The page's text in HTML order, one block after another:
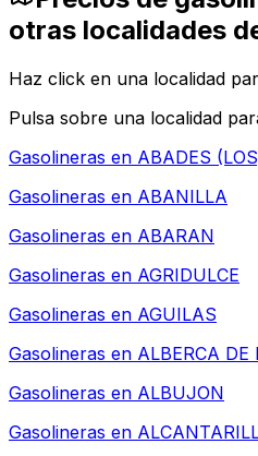
otras localidades
Haz click en una localidad
Pulsa sobre una localidad
Gasolineras en ABADES
Gasolineras en ABANILLA
Gasolineras en ABARAN
Gasolineras en AGRIDULCE
Gasolineras en AGUILAS
Gasolineras en ALBERCA DE
Gasolineras en ALBUJON
Gasolineras en